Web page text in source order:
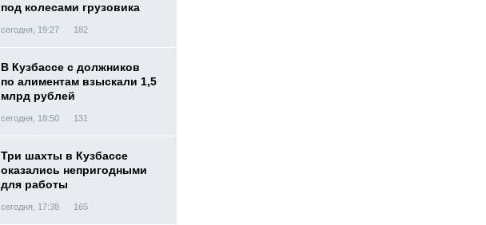
под колесами грузовика
сегодня, 19:27 182
В Кузбассе с должников
по алиментам взыскали 1,5
млрд рублей
сегодня, 18:50 131
Три шахты в Кузбассе
оказались непригодными
для работы
сегодня, 17:38 165